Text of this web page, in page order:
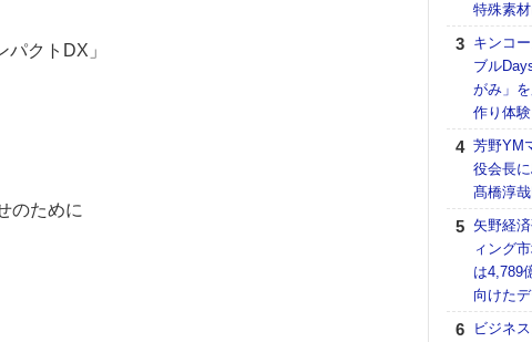
クトDX」
のために
特殊素
キンコ
ブル
がみ」
作り体験
芳野YM
役会長
髙橋淳
矢野経
ィング
は4,789
向けた
ビジネ